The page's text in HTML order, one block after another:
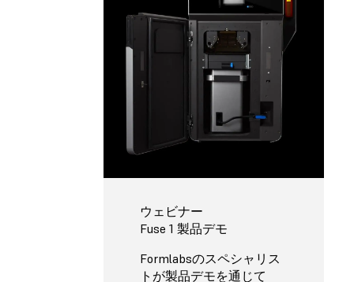
ウェビナー
Fuse 1 製品デモ
Formlabsのスペシャリス
トが製品デモを通じて